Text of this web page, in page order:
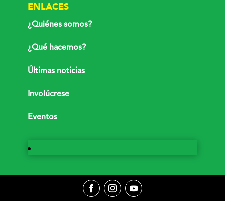
ENLACES
¿Quiénes somos?
¿Qué hacemos?
Últimas noticias
Involúcrese
Eventos